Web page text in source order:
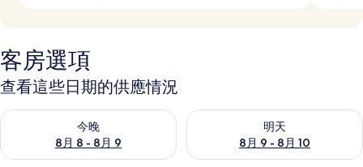
客房選項
查看這些日期的供應情況
今晚
8月 8 - 8月 9
查看今晚 (8月 8 - 8月 9) 的供應情況
明天
8月 9 - 8月 10
查看明天 (8月 9 - 8月 10) 的供